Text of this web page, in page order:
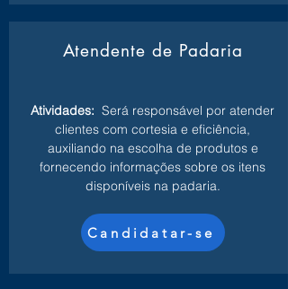
Atendente de Padaria
Atividades: Será responsável por atender
clientes com cortesia e eficiência,
auxiliando na escolha de produtos e
fornecendo informações sobre os itens
disponíveis na padaria.
Candidatar-se